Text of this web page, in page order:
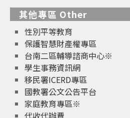
其他專區 Other
性別平等教育
保護智慧財產權專區
台南二區輔導諮商中心※
學生事務資訊網
移民署ICERD專區
國教署公文公告平台
家庭教育專區※
代收代辦費